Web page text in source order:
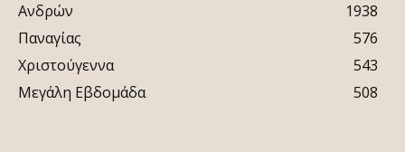
Ανδρών
1938
Παναγίας
576
Χριστούγεννα
543
Μεγάλη Εβδομάδα
508